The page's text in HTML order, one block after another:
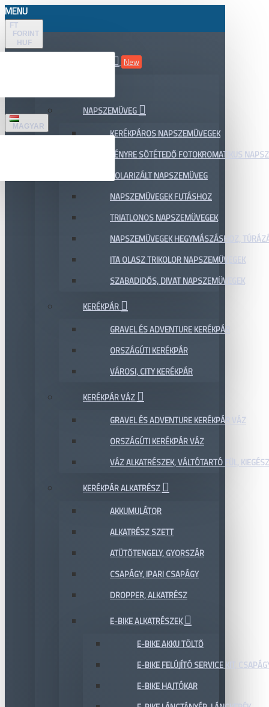
MENU
FT
FORINT
HUF
MAGYAR
New
NAPSZEMÜVEG
KERÉKPÁROS NAPSZEMÜVEGEK
FÉNYRE SÖTÉTEDŐ FOTOKROMATIKUS
POLARIZÁLT NAPSZEMÜVEG
NAPSZEMÜVEGEK FUTÁSHOZ
TRIATLONOS NAPSZEMÜVEGEK
NAPSZEMÜVEGEK HEGYMÁSZÁSHOZ,
ITA OLASZ TRIKOLOR NAPSZEMÜVEGEK
SZABADIDŐS, DIVAT NAPSZEMÜVEGEK
KERÉKPÁR
GRAVEL ÉS ADVENTURE KERÉKPÁR
ORSZÁGÚTI KERÉKPÁR
VÁROSI, CITY KERÉKPÁR
KERÉKPÁR VÁZ
GRAVEL ÉS ADVENTURE KERÉKPÁR VÁZ
ORSZÁGÚTI KERÉKPÁR VÁZ
VÁZ ALKATRÉSZEK, VÁLTÓTARTÓ FÜL,
KERÉKPÁR ALKATRÉSZ
AKKUMULÁTOR
ALKATRÉSZ SZETT
ATÜTŐTENGELY, GYORSZÁR
CSAPÁGY, IPARI CSAPÁGY
DROPPER, ALKATRÉSZ
E-BIKE ALKATRÉSZEK
E-BIKE AKKU TÖLTŐ
E-BIKE FELÚJÍTÓ SERVICE KIT,
E-BIKE HAJTÓKAR